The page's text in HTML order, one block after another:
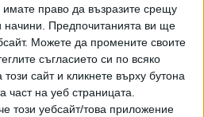
имате право да възразите срещу
начини. Предпочитанията ви ще
Можете да промените своите
съгласието си по всяко
сайт и кликнете върху бутона
част на уеб страницата.
този уебсайт/това приложение
хора.
ни и в
в “Сега”,